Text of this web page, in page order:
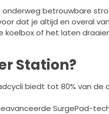
onderweg betrouwbare
dat je altijd en overal
of het laten
Station?
biedt tot 80% van
SurgePad-